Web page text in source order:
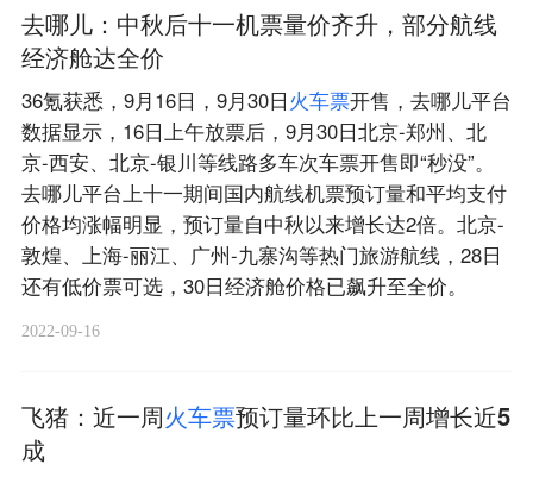
去哪儿：中秋后十一机票量价齐升，部分航线
经济舱达全价
36氪获悉，9月16日，9月30日火车票开售，去哪儿平台
数据显示，16日上午放票后，9月30日北京-郑州、北
京-西安、北京-银川等线路多车次车票开售即“秒没”。
去哪儿平台上十一期间国内航线机票预订量和平均支付
价格均涨幅明显，预订量自中秋以来增长达2倍。北京-
敦煌、上海-丽江、广州-九寨沟等热门旅游航线，28日
还有低价票可选，30日经济舱价格已飙升至全价。
2022-09-16
飞猪：近一周火车票预订量环比上一周增长近5
成